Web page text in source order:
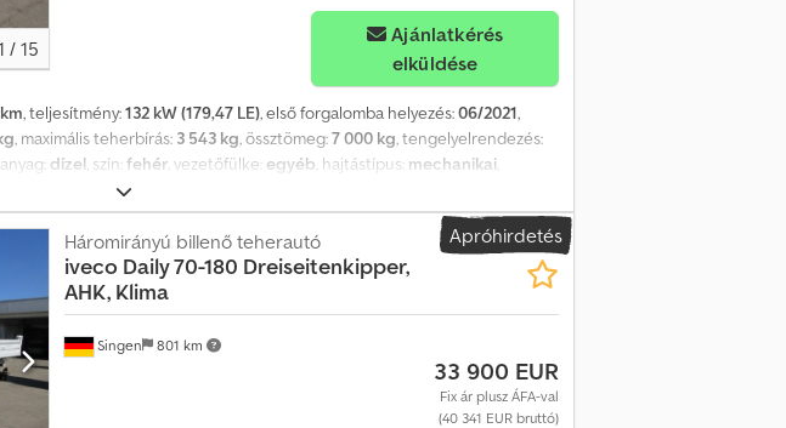
/ 15
Ajánlatkérés
elküldése
, teljesítmény:132 kW (179,47 LE), első forgalomba helyezés:06/2021,
, maximális teherbírás: 3 543 kg , össztömeg:7 000 kg , tengelyelrendezés:
dízel , szín:fehér , vezetőfülke: egyéb , hajtástípus: mechanikai
, ülések száma:
utánfutó vonófej, * Meiller billengető felépítmény * Rakfelület: H = 3,60
rakomány: 3543 kg * Sávtartó asszisztens * 3 ülőhely * 6 fokozatú
(ABS), kipörgésgátló rendszer (ASR), differenciálzár, légrugós
ablakemelő, elektromosan állítható tükrök, vonóhorog,
dízel, ÁFA-val együtt.
Apróhirdetés
Singen 801 km
Háromirányú billenő teherautó
iveco Daily 70-180 Dreiseitenkipper,
AHK, Klima
33 900 EUR
Fix ár plusz ÁFA-val
(40 341 EUR bruttó)